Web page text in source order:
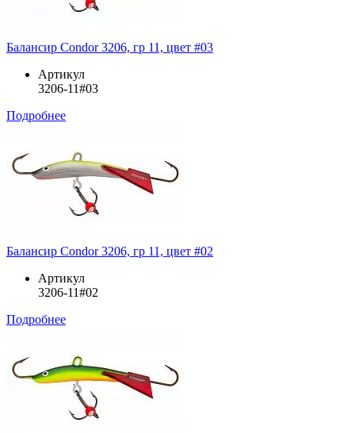
Балансир Condor 3206, гр 11, цвет #03
Артикул
3206-11#03
Подробнее
Балансир Condor 3206, гр 11, цвет #02
Артикул
3206-11#02
Подробнее